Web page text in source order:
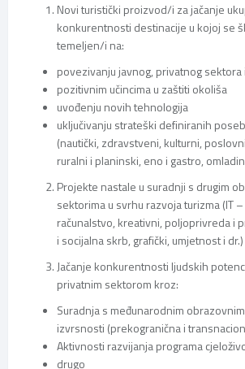
Novi turistički proizvod/i za jačanje
konkurentnosti destinacije u kojoj se
temeljen/i na:
povezivanju javnog, privatnog
pozitivnim učincima u zaštiti okoliša
uvođenju novih tehnologija
uključivanju strateški definiranih
(nautički, zdravstveni, kulturni,
ruralni i planinski, eno i gastro,
Projekte nastale u suradnji s drugim
sektorima u svrhu razvoja turizma (IT
računalstvo, kreativni, poljoprivreda i
i socijalna skrb, grafički, umjetnost i dr.)
Jačanje konkurentnosti ljudskih
privatnim sektorom kroz:
Suradnja s međunarodnim
izvrsnosti (prekogranična i
Aktivnosti razvijanja programa
drugo